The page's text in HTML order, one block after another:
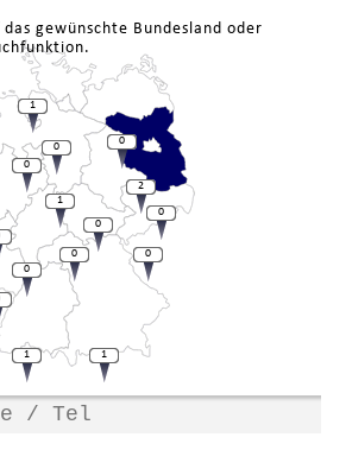
gewünschte Bundesland oder
0
0
2
0
0
0
1
0
1
0
1
0
1